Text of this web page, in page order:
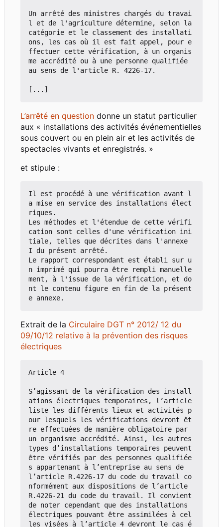
Un arrêté des ministres chargés du travai
l et de l'agriculture détermine, selon la
catégorie et le classement des installati
ons, les cas où il est fait appel, pour e
ffectuer cette vérification, à un organis
me accrédité ou à une personne qualifiée
au sens de l'article R. 4226-17.
L’arrêté en question donne un statut particulier
aux « installations des activités événementielles
sous couvert ou en plein air et les activités de
spectacles vivants et enregistrés. »
et stipule :
Il est procédé à une vérification avant l
a mise en service des installations élect
riques.
Les méthodes et l'étendue de cette vérifi
cation sont celles d'une vérification ini
tiale, telles que décrites dans l'annexe
I du présent arrêté.
Le rapport correspondant est établi sur u
n imprimé qui pourra être rempli manuelle
ment, à l'issue de la vérification, et do
nt le contenu figure en fin de la présent
Extrait de la Circulaire DGT n° 2012/ 12 du
09/10/12 relative à la prévention des risques
électriques
Article 4
S’agissant de la vérification des install
ations électriques temporaires, l ’article
liste les différents lieux et activités p
our lesquels les vérifications devront êt
re effectuées de manière obligatoire par
un organisme accrédité. Ainsi, les autres
types d ’installations temporaires peuvent
être vérifiés par des personnes qualifiée
s appartenant à l ’entreprise au sens de
l ’article R.4226-17 du code du travail co
nformément aux dispositions de l ’article
R.4226-21 du code du travail. Il convient
de noter cependant que des installations
électriques pouvant être assimilées à cel
les visées à l ’article 4 devront le cas é